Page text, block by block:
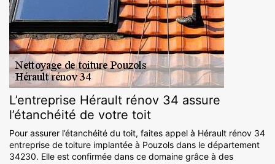
L’entreprise Hérault rénov 34 assure
l’étanchéité de votre toit
Pour assurer l’étanchéité du toit, faites appel à Hérault rénov 34
entreprise de toiture implantée à Pouzols dans le département
34230. Elle est confirmée dans ce domaine grâce à des